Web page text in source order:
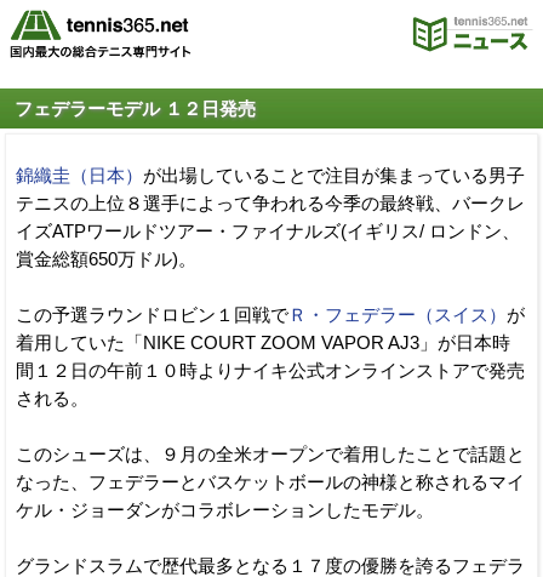
フェデラーモデル １２日発売
錦織圭（日本） が出場していることで注目が集まっている男子
テニスの上位８選手によって争われる今季の最終戦、バークレ
イズATPワールドツアー・ファイナルズ(イギリス/ ロンドン、
賞金総額650万ドル)。
この予選ラウンドロビン１回戦でＲ・フェデラー（スイス） が
着用していた「NIKE COURT ZOOM VAPOR AJ3」が日本時
間１２日の午前１０時よりナイキ公式オンラインストアで発売
される。
このシューズは、９月の全米オープンで着用したことで話題と
なった、フェデラーとバスケットボールの神様と称されるマイ
ケル・ジョーダンがコラボレーションしたモデル。
グランドスラムで歴代最多となる１７度の優勝を誇るフェデラ